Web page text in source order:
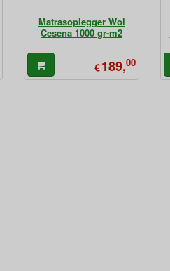
Matrasoplegger Wol
Cesena 1000 gr-m2
€189,00